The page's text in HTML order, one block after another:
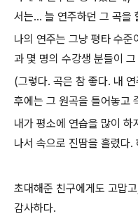
서는... 늘 연주하던 그 곡을
나의 연주는 그냥 평타 수준
과 몇 명의 수강생 분들이
(그렇다. 곡은 참 좋다. 내
후에는 그 원곡을 틀어놓고
내가 평소에 연습을 많이 하
나서 속으로 진땀을 흘렸다.
초대해준 친구에게도 고맙
감사하다.